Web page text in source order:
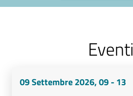
Eventi
09 Settembre 2026, 09 - 13